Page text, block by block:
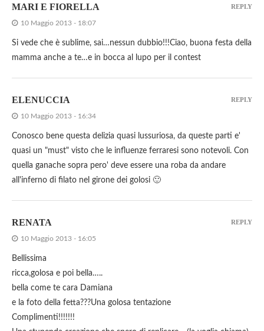
MARI E FIORELLA
10 Maggio 2013 - 18:07
Si vede che è sublime, sai…nessun dubbio!!!Ciao, buona festa della
mamma anche a te…e in bocca al lupo per il contest
REPLY
ELENUCCIA
10 Maggio 2013 - 16:34
Conosco bene questa delizia quasi lussuriosa, da queste parti e'
quasi un "must" visto che le influenze ferraresi sono notevoli. Con
quella ganache sopra pero' deve essere una roba da andare
all'inferno di filato nel girone dei golosi 🙂
REPLY
RENATA
10 Maggio 2013 - 16:05
Bellissima
ricca,golosa e poi bella…..
bella come te cara Damiana
e la foto della fetta???Una golosa tentazione
Complimenti!!!!!!!
REPLY